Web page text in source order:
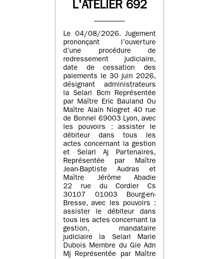
L'ATELIER 692
Le 04/08/2026. Jugement
prononçant l’ouverture
d’une procédure de
redressement judiciaire,
date de cessation des
paiements le 30 juin 2026,
désignant administrateurs
la Selarl Bcm Représentée
par Maître Eric Bauland Ou
Maître Alain Niogret 40 rue
de Bonnel 69003 Lyon, avec
les pouvoirs : assister le
débiteur dans tous les
actes concernant la gestion
et Selarl Aj Partenaires,
Représentée par Maître
Jean-Baptiste Audras et
Maître Jérôme Abadie
22 rue du Cordier Cs
30107 01003 Bourg-en-
Bresse, avec les pouvoirs :
assister le débiteur dans
tous les actes concernant la
gestion, mandataire
judiciaire la Selarl Marie
Dubois Membre du Gie Adn
Mj Représentée par Maître